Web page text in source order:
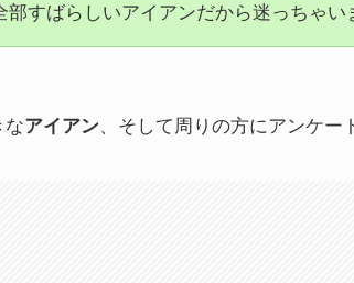
部すばらしいアイアンだから迷っちゃい
なアイアン、そして周りの方にアンケー